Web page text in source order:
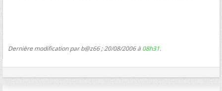
Dernière modification par b@z66 ; 20/08/2006 à 08h31.